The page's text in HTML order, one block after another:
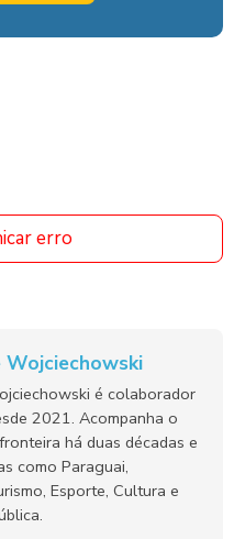
erro
Wojciechowski
é colaborador
2021. Acompanha o
há duas décadas e
como Paraguai,
Esporte, Cultura e